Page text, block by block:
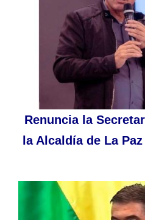
Renuncia la
la Alcaldía de La